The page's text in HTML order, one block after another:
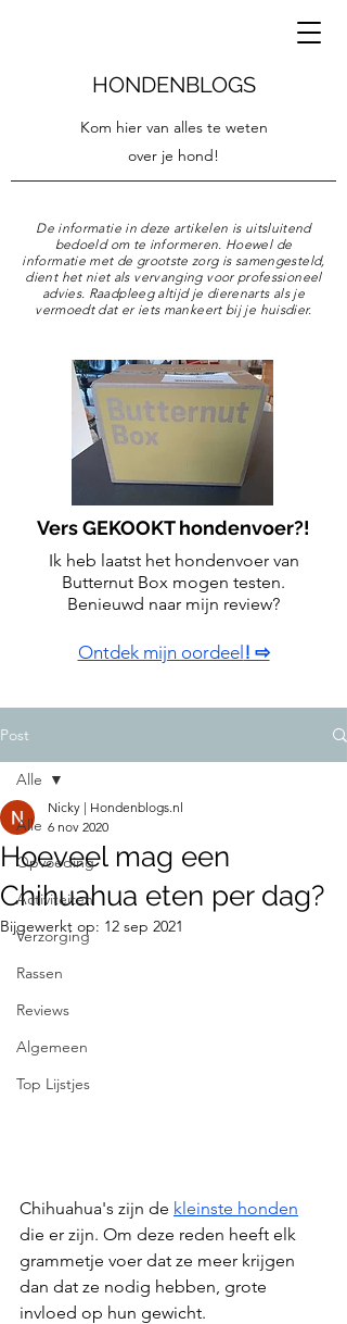
HONDENBLOGS
Kom hier van alles te weten
over je hond!
De informatie in deze artikelen is uitsluitend
bedoeld om te informeren. Hoewel de
informatie met de grootste zorg is samengesteld,
dient het niet als vervanging voor professioneel
advies. Raadpleeg altijd je dierenarts als je
vermoedt dat er iets mankeert bij je huisdier.
Vers GEKOOKT hondenvoer?!
Ik heb laatst het hondenvoer van
Butternut Box mogen testen.
Benieuwd naar mijn review?
Ontdek mijn oordeel ! ⇨
Post
Alle
Opvoeding
Activiteiten
Verzorging
Rassen
Reviews
Algemeen
Top Lijstjes
Alle
Hoeveel mag een
Chihuahua eten per dag?
Nicky | Hondenblogs.nl
6 nov 2020
Bijgewerkt op: 12 sep 2021
Chihuahua's zijn de kleinste honden
die er zijn. Om deze reden heeft elk
grammetje voer dat ze meer krijgen
dan dat ze nodig hebben, grote
invloed op hun gewicht.